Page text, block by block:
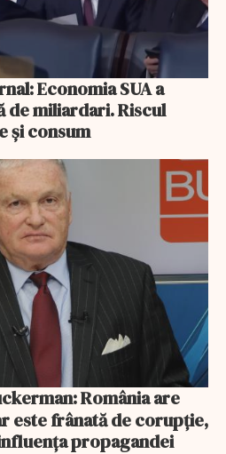
Economia SUA a
de miliardari. Riscul
și consum
este frânată de corupție,
propagandei